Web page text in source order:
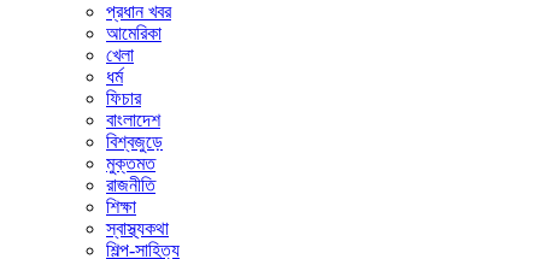
প্রধান খবর
আমেরিকা
খেলা
ধর্ম
ফিচার
বাংলাদেশ
বিশ্বজুড়ে
মুক্তমত
রাজনীতি
শিক্ষা
স্বাস্থ্যকথা
শিল্প-সাহিত্য